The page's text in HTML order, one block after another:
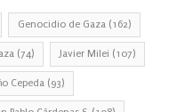
Genocidio de Gaza (162)
(74) Javier Milei (107)
Cepeda (93)